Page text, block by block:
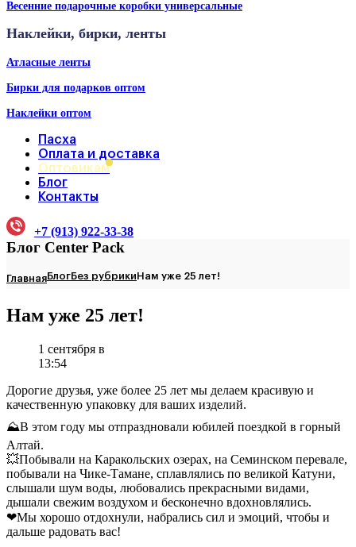
Весенние подарочные коробки универсальные
Наклейки, бирки, ленты
Атласные ленты
Бирки для подарков оптом
Наклейки оптом
Пасха
Оплата и доставка
Оптовикам
Блог
Контакты
+7 (913) 922-33-38
Блог Center Pack
ГлавнаяБлогБез рубрики Нам уже 25 лет!
Нам уже 25 лет!
1 сентября в
13:54
Дорогие друзья, уже более 25 лет мы делаем красивую и
качественную упаковку для ваших изделий.
⛰В этом году мы отпраздновали юбилей поездкой в горный
Алтай.
💥Побывали на Каракольских озерах, на Семинском перевале,
побывали на Чике-Тамане, сплавлялись по великой Катуни,
слышали шум воды, любовались прекрасными видами,
дышали свежим воздухом и бесконечно вдохновлялись.
❤Мы хорошо отдохнули, набрались сил и эмоций, чтобы и
дальше радовать вас!